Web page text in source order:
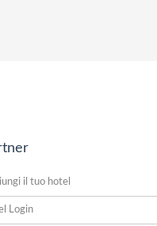
il tuo hotel
Login